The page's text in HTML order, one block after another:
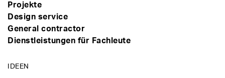
Projekte
Design service
General contractor
Dienstleistungen für Fachleute
IDEEN